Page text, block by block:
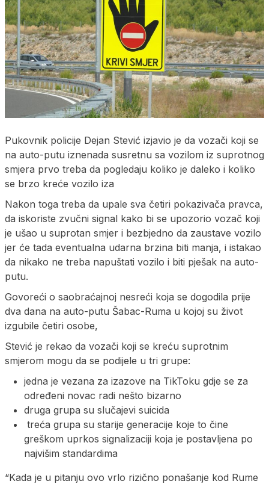
Pukovnik policije Dejan Stević izjavio je da vozači koji se
na auto-putu iznenada susretnu sa vozilom iz suprotnog
smjera prvo treba da pogledaju koliko je daleko i koliko
se brzo kreće vozilo iza
Nakon toga treba da upale sva četiri pokazivača pravca,
da iskoriste zvučni signal kako bi se upozorio vozač koji
je ušao u suprotan smjer i bezbjedno da zaustave vozilo
jer će tada eventualna udarna brzina biti manja, i istakao
da nikako ne treba napuštati vozilo i biti pješak na auto-
putu.
Govoreći o saobraćajnoj nesreći koja se dogodila prije
dva dana na auto-putu Šabac-Ruma u kojoj su život
izgubile četiri osobe,
Stević je rekao da vozači koji se kreću suprotnim
smjerom mogu da se podijele u tri grupe:
jedna je vezana za izazove na TikToku gdje se za
određeni novac radi nešto bizarno
druga grupa su slučajevi suicida
treća grupa su starije generacije koje to čine
greškom uprkos signalizaciji koja je postavljena po
najvišim standardima
“Kada je u pitanju ovo vrlo rizično ponašanje kod Rume